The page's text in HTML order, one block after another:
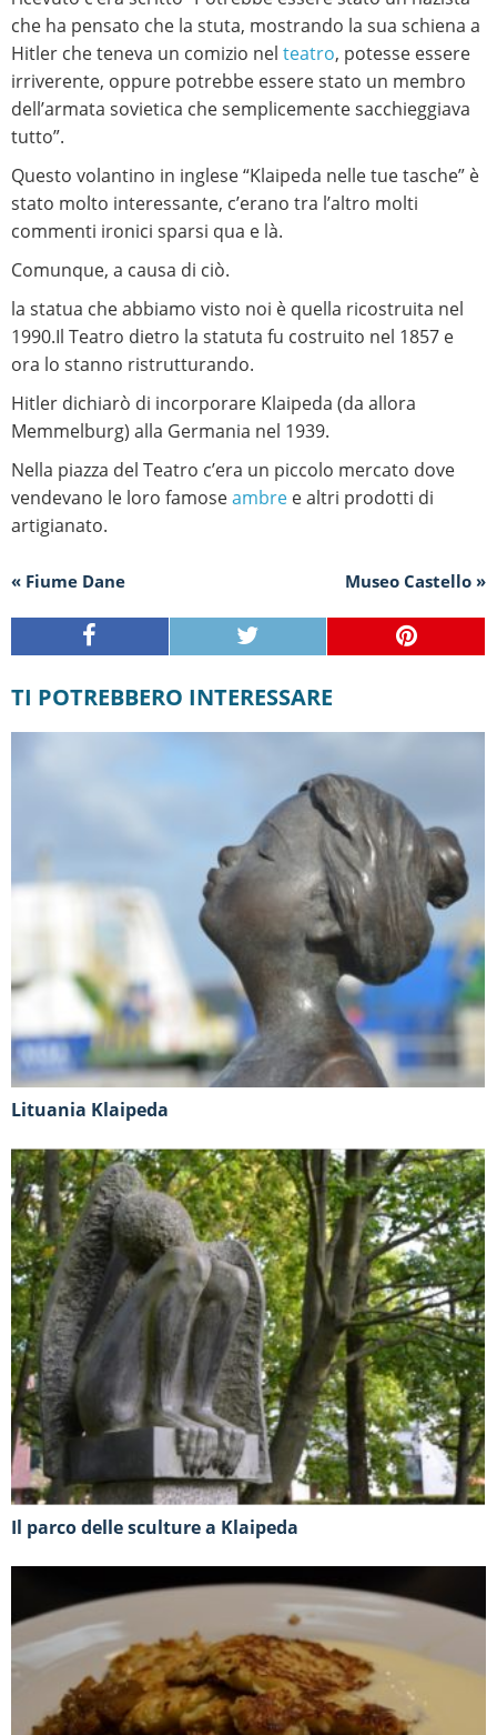
che ha pensato che la stuta, mostrando la sua schiena a
Hitler che teneva un comizio nel teatro, potesse essere
irriverente, oppure potrebbe essere stato un membro
dell’armata sovietica che semplicemente sacchieggiava
tutto”.
Questo volantino in inglese “Klaipeda nelle tue tasche” è
stato molto interessante, c’erano tra l’altro molti
commenti ironici sparsi qua e là.
Comunque, a causa di ciò.
la statua che abbiamo visto noi è quella ricostruita nel
1990.Il Teatro dietro la statuta fu costruito nel 1857 e
ora lo stanno ristrutturando.
Hitler dichiarò di incorporare Klaipeda (da allora
Memmelburg) alla Germania nel 1939.
Nella piazza del Teatro c’era un piccolo mercato dove
vendevano le loro famoseambre e altri prodotti di
artigianato.
« Fiume Dane Museo Castello »
TI POTREBBERO INTERESSARE
Lituania Klaipeda
Il parco delle sculture a Klaipeda